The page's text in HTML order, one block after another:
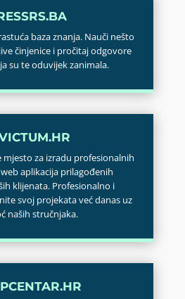
baza znanja. Nauči nešto
činjenice i pročitaj odgovore
su te oduvijek zanimala.
za izradu profesionalnih
aplikacija prilagođenih
klijenata. Profesionalno i
svoj projekata već danas uz
naših stručnjaka.